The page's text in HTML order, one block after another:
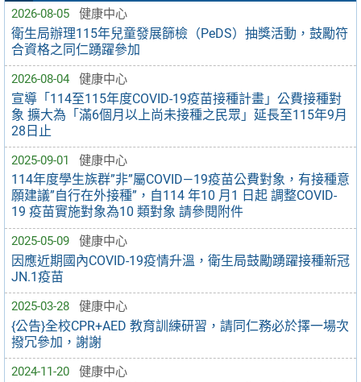
2026-08-05 健康中心
衛生局辦理115年兒童發展篩檢（PeDS）抽獎活動，鼓勵符
合資格之同仁踴躍參加
2026-08-04 健康中心
宣導「114至115年度COVID-19疫苗接種計畫」公費接種對
象 擴大為「滿6個月以上尚未接種之民眾」延長至115年9月
28日止
2025-09-01 健康中心
114年度學生族群”非”屬COVID—19疫苗公費對象，有接種意
願建議”自行在外接種”，自114 年10 月1 日起 調整COVID-
19 疫苗實施對象為10 類對象 請參閱附件
2025-05-09 健康中心
因應近期國內COVID-19疫情升溫，衛生局鼓勵踴躍接種新冠
JN.1疫苗
2025-03-28 健康中心
{公告}全校CPR+AED 教育訓練研習，請同仁務必於擇一場次
撥冗參加，謝謝
2024-11-20 健康中心